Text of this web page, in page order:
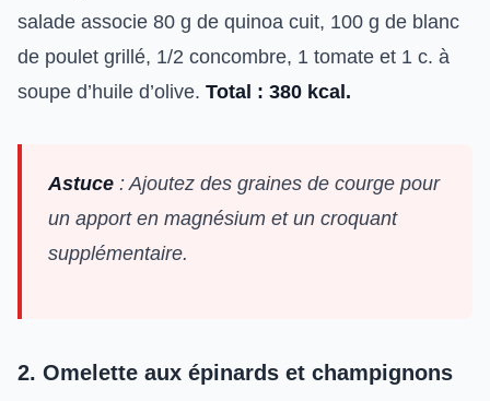
salade associe 80 g de quinoa cuit, 100 g de blanc
de poulet grillé, 1/2 concombre, 1 tomate et 1 c. à
soupe d’huile d’olive. Total : 380 kcal.
Astuce : Ajoutez des graines de courge pour
un apport en magnésium et un croquant
supplémentaire.
2. Omelette aux épinards et champignons